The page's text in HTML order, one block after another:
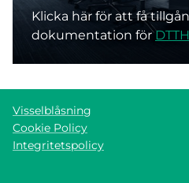
Klicka här för att få
dokumentation förDTTH
Visselblåsning
Cookie Policy
Integritetspolicy